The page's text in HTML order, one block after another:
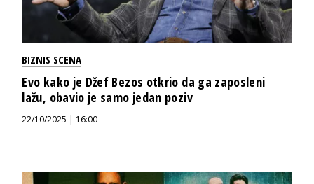
BIZNIS SCENA
Evo kako je Džef Bezos otkrio da ga zaposleni
lažu, obavio je samo jedan poziv
22/10/2025 | 16:00